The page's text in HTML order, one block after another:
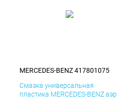
MERCEDES-BENZ 417801075
Смазка универсальная
пластика MERCEDES-BENZ аэр